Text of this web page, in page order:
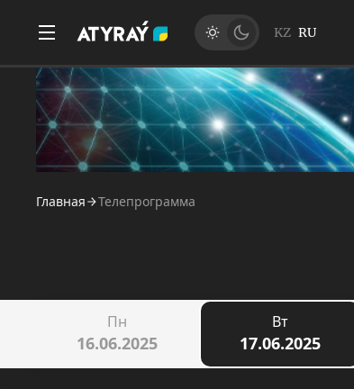
KZ RU
Главная Телепрограмма
Пн
16.06.2025
Вт
17.06.2025